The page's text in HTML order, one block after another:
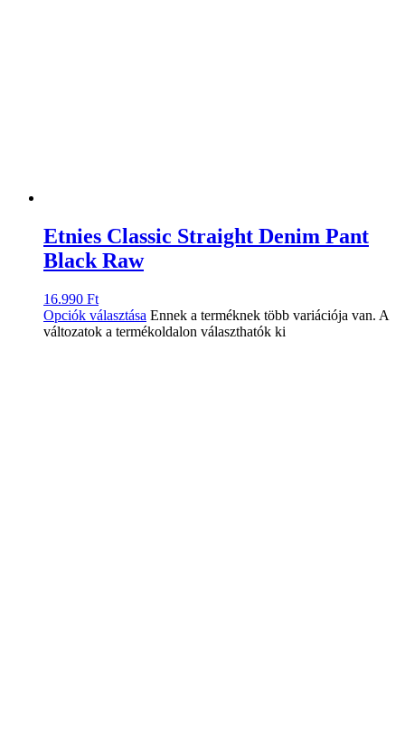
Etnies Classic Straight Denim Pant
Black Raw
16.990 Ft
Opciók választása Ennek a terméknek több variációja van. A
változatok a termékoldalon választhatók ki